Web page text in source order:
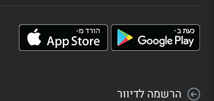
הרשמה לדיוור